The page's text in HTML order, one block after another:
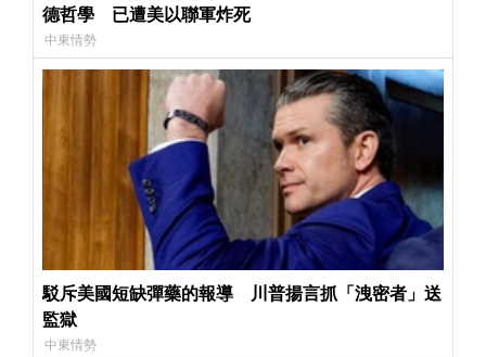
德哲學 已遭美以聯軍炸死
中東情勢
駁斥美國短缺彈藥的報導 川普揚言抓「洩密者」送
監獄
中東情勢